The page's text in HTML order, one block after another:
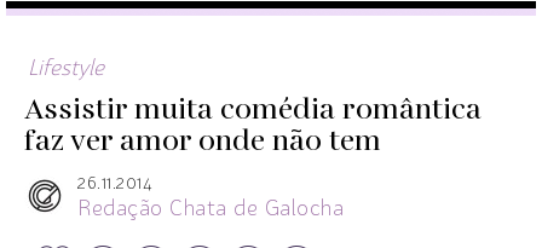
Lifestyle
Assistir muita comédia romântica
faz ver amor onde não tem
26.11.2014
Redação Chata de Galocha